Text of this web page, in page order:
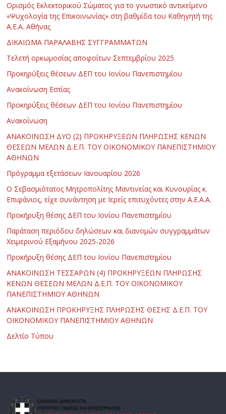
Ορισμός Εκλεκτορικού Σώματος για το γνωστικό αντικείμενο
«Ψυχολογία της Επικοινωνίας» στη βαθμίδα του Καθηγητή της
Α.Ε.Α. Αθήνας
ΔΙΚΑΙΩΜΑ ΠΑΡΑΛΑΒΗΣ ΣΥΓΓΡΑΜΜΑΤΩΝ
Τελετή ορκωμοσίας αποφοίτων Σεπτεμβρίου 2025
Προκηρύξεις θέσεων ΔΕΠ του Ιονίου Πανεπιστημίου
Ανακοίνωση Εστίας
Προκηρύξεις θέσεων ΔΕΠ του Ιονίου Πανεπιστημίου
Ανακοίνωση
ΑΝΑΚΟΙΝΩΣΗ ΔΥΟ (2) ΠΡΟΚΗΡΥΞΕΩΝ ΠΛΗΡΩΣΗΣ ΚΕΝΩΝ
ΘΕΣΕΩΝ ΜΕΛΩΝ Δ.Ε.Π. ΤΟΥ ΟΙΚΟΝΟΜΙΚΟΥ ΠΑΝΕΠΙΣΤΗΜΙΟΥ
ΑΘΗΝΩΝ
Πρόγραμμα εξετάσεων Ιανουαρίου 2026
Ο Σεβασμιότατος Μητροπολίτης Μαντινείας και Κυνουρίας κ.
Επιφάνιος, είχε συνάντηση με Ιερείς επιτυχόντες στην Α.Ε.Α.Α.
Προκήρυξη θέσης ΔΕΠ του Ιονίου Πανεπιστημίου
Παράταση περιόδου δηλώσεων και διανομών συγγραμμάτων
Χειμερινού Εξαμήνου 2025-2026
Προκήρυξη θέσης ΔΕΠ του Ιονίου Πανεπιστημίου
ΑΝΑΚΟΙΝΩΣΗ ΤΕΣΣΑΡΩΝ (4) ΠΡΟΚΗΡΥΞΕΩΝ ΠΛΗΡΩΣΗΣ
ΚΕΝΩΝ ΘΕΣΕΩΝ ΜΕΛΩΝ Δ.Ε.Π. ΤΟΥ ΟΙΚΟΝΟΜΙΚΟΥ
ΠΑΝΕΠΙΣΤΗΜΙΟΥ ΑΘΗΝΩΝ
ΑΝΑΚΟΙΝΩΣΗ ΠΡΟΚΗΡΥΞΗΣ ΠΛΗΡΩΣΗΣ ΘΕΣΗΣ Δ.Ε.Π. ΤΟΥ
ΟΙΚΟΝΟΜΙΚΟΥ ΠΑΝΕΠΙΣΤΗΜΙΟΥ ΑΘΗΝΩΝ
Δελτίο Τύπου